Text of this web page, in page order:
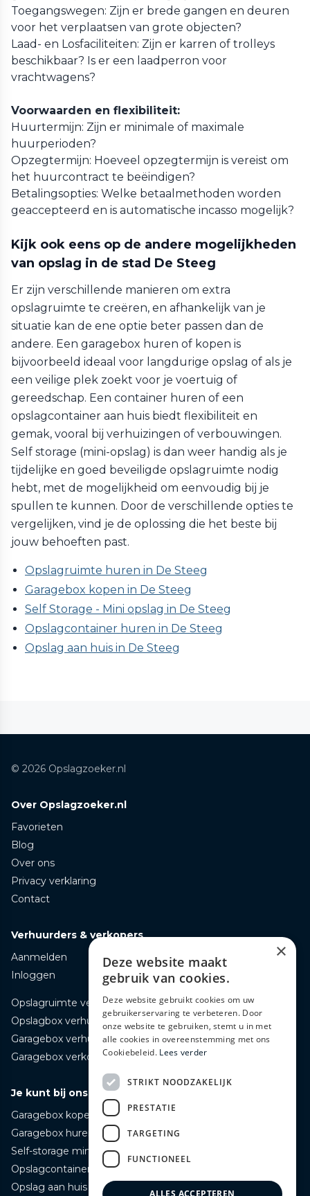
Toegangswegen: Zijn er brede gangen en deuren
voor het verplaatsen van grote objecten?
Laad- en Losfaciliteiten: Zijn er karren of trolleys
beschikbaar? Is er een laadperron voor
vrachtwagens?
Voorwaarden en flexibiliteit:
Huurtermijn: Zijn er minimale of maximale
huurperioden?
Opzegtermijn: Hoeveel opzegtermijn is vereist om
het huurcontract te beëindigen?
Betalingsopties: Welke betaalmethoden worden
geaccepteerd en is automatische incasso mogelijk?
Kijk ook eens op de andere mogelijkheden
van opslag in de stad De Steeg
Er zijn verschillende manieren om extra
opslagruimte te creëren, en afhankelijk van je
situatie kan de ene optie beter passen dan de
andere. Een garagebox huren of kopen is
bijvoorbeeld ideaal voor langdurige opslag of als je
een veilige plek zoekt voor je voertuig of
gereedschap. Een container huren of een
opslagcontainer aan huis biedt flexibiliteit en
gemak, vooral bij verhuizingen of verbouwingen.
Self storage (mini-opslag) is dan weer handig als je
tijdelijke en goed beveiligde opslagruimte nodig
hebt, met de mogelijkheid om eenvoudig bij je
spullen te kunnen. Door de verschillende opties te
vergelijken, vind je de oplossing die het beste bij
jouw behoeften past.
Opslagruimte huren in De Steeg
Garagebox kopen in De Steeg
Self Storage - Mini opslag in De Steeg
Opslagcontainer huren in De Steeg
Opslag aan huis in De Steeg
© 2026 Opslagzoeker.nl
Over Opslagzoeker.nl
Favorieten
Blog
Over ons
Privacy verklaring
Contact
Verhuurders & verkopers
Aanmelden
Inloggen
Opslagruimte verhuren
Opslagbox verhuren
Garagebox verhuren
Garagebox verkopen
Je kunt bij ons terecht voor
Garagebox kopen
Garagebox huren
Self-storage mini opslag huren
Opslagcontainer huren
Opslag aan huis bezorgd huren
×
Deze website maakt
gebruik van cookies.
Deze website gebruikt cookies om uw
gebruikerservaring te verbeteren. Door
onze website te gebruiken, stemt u in met
alle cookies in overeenstemming met ons
Cookiebeleid. Lees verder
STRIKT NOODZAKELIJK
PRESTATIE
TARGETING
FUNCTIONEEL
ALLES ACCEPTEREN